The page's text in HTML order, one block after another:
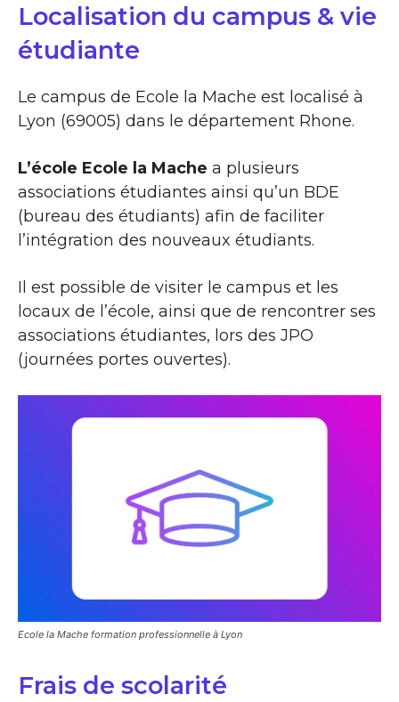
Localisation du campus & vie
étudiante
Le campus de Ecole la Mache est localisé à
Lyon (69005) dans le département Rhone.
L’école Ecole la Mache a plusieurs
associations étudiantes ainsi qu’un BDE
(bureau des étudiants) afin de faciliter
l’intégration des nouveaux étudiants.
Il est possible de visiter le campus et les
locaux de l’école, ainsi que de rencontrer ses
associations étudiantes, lors des JPO
(journées portes ouvertes).
Ecole la Mache formation professionnelle à Lyon
Frais de scolarité